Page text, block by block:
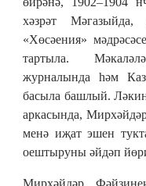
хәзрәт Мәгазыйда,
«Хөсәения»
тартыла.
журналында һәм
басыла башлый.
аркасында,
менә иҗат эшен
оештыруны әйдәп
Мирхәйдәр